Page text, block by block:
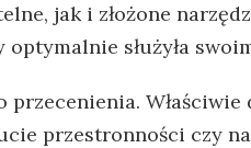
jak i złożone‌
służyła
Właściwie
⁣przestronności⁣ czy